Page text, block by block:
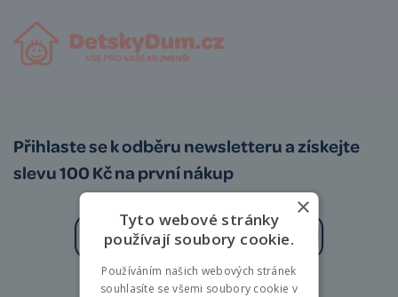
Přihlaste se k odběru newsletteru a získejte
slevu 100 Kč na první nákup
Zásady zpracování osobních údajů
×
Tyto webové stránky
používají soubory cookie.
Používáním našich webových stránek
souhlasíte se všemi soubory cookie v